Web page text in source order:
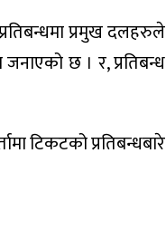
प्रमुख दलहरुले
छ । र, प्रतिबन्ध
टिकटको प्रतिबन्धबारे